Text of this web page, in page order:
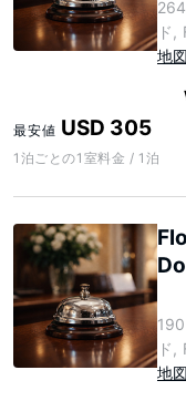
ド
地
最安値 USD 305
1泊ごとの1室料金 / 1泊
ド
地